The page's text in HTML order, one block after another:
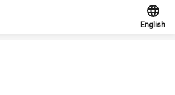
English